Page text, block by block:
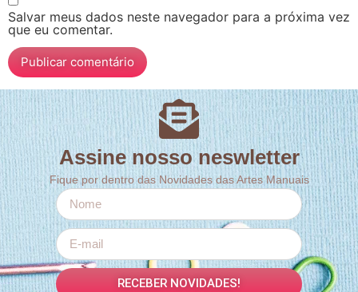
Salvar meus dados neste navegador para a próxima vez
que eu comentar.
Assine nosso neswletter
Fique por dentro das Novidades das Artes Manuais
RECEBER NOVIDADES!